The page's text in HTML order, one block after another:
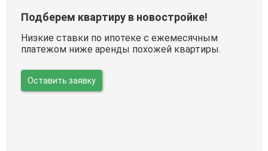
Подберем квартиру в новостройке!
Низкие ставки по ипотеке с ежемесячным
платежом ниже аренды похожей квартиры.
Оставить заявку